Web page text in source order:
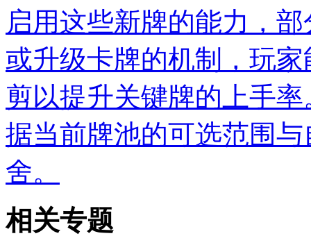
启用这些新牌的能力，
或升级卡牌的机制，玩
剪以提升关键牌的上手
据当前牌池的可选范围
舍。
相关专题